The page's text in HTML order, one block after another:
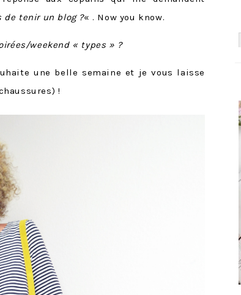
de tenir un blog ?« . Now you know.
weekend « types » ?
une belle semaine et je vous laisse
!